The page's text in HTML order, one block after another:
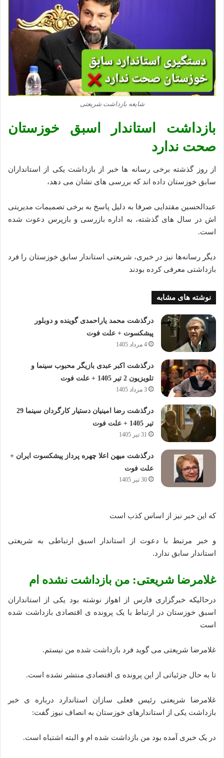
شایعه بازداشت شریعتی
بازداشت استاندار اسبق خوزستان
صحت ندارد
از روز گذشته برخی رسانه‌ ها خبر از بازداشت یکی از استانداران
سابق خوزستان داده اند که بررسی های نشان می‌ دهد،
عبدالحسین مقتدایی صرفا به دلیل پاسخ به برخی تصمیمات مدیریتی
‌اش در سال ‌های گذشته، به اداره بازرسی و بازپرس دعوت شده
است.
دیگر رسانه‌ها نیز در خبری، شریعتی استاندار سابق خوزستان را فرد
بازداشتی معرفی کرده بودند
نوشته های مشابه
درگذشت محمد یاراحمدی گوینده و دوبلور
پیشکسوت + علت فوت
4 مرداد 1405
درگذشت اکبر عبدی بازیگر محبوب سینما و
تلویزیون 2 تیر 1405 + علت فوت
3 مرداد 1405
درگذشت رضا امینیان دستیار کارگردان سینما 29
تیر 1405 + علت فوت
31 تیر 1405
درگذشت میهن اعلا چهره پرداز پیشکسوت ایران +
علت فوت
30 تیر 1405
که این خبر نیز از اساس کذب است
و خبر مرتبط با دعوت از استاندار اسبق ارتباطی به شریعتی
استاندار سابق ندارد‌.
غلامرضا شریعتی: من بازداشت نشده‌ ام
درحالیکه خبرگزاری فارس از اهواز نوشته بود یکی از استانداران
اسبق خوزستان در ارتباط با یک پرونده ‌ی اقتصادی بازداشت شده
است
غلامرضا شریعتی می ‌گوید فرد بازداشت شده من نیستم.
تا به حال جزئیاتی از این پرونده‌ ی اقتصادی منتشر نشده است.
غلامرضا شریعتی رئیس فعلی سازان استاندارد درباره‌ ی خبر
بازداشت یکی از استاندارهای خوزستان به انصاف نیوز گفت:
در یک خبری آمده بود من بازداشت شده ‌ام و البته اشتباه است.